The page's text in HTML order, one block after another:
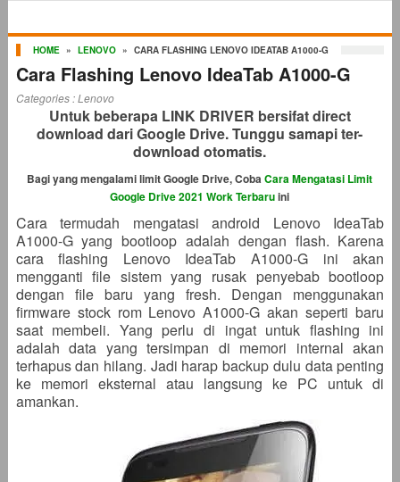
HOME » LENOVO » CARA FLASHING LENOVO IDEATAB A1000-G
Cara Flashing Lenovo IdeaTab A1000-G
Categories :Lenovo
Untuk beberapa LINK DRIVER bersifat direct
download dari Google Drive. Tunggu samapi ter-
download otomatis.
Bagi yang mengalami limit Google Drive, CobaCara Mengatasi Limit
Google Drive 2021 Work Terbaruini
Cara termudah mengatasi android Lenovo IdeaTab
A1000-G yang bootloop adalah dengan flash. Karena
cara flashing Lenovo IdeaTab A1000-G ini akan
mengganti file sistem yang rusak penyebab bootloop
dengan file baru yang fresh. Dengan menggunakan
firmware stock rom Lenovo A1000-G akan seperti baru
saat membeli. Yang perlu di ingat untuk flashing ini
adalah data yang tersimpan di memori internal akan
terhapus dan hilang. Jadi harap backup dulu data penting
ke memori eksternal atau langsung ke PC untuk di
amankan.